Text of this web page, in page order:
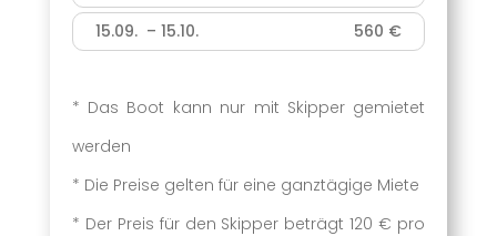
15.09. – 15.10.
560 €
* Das Boot kann nur mit Skipper gemietet
werden
* Die Preise gelten für eine ganztägige Miete
* Der Preis für den Skipper beträgt 120 € pro